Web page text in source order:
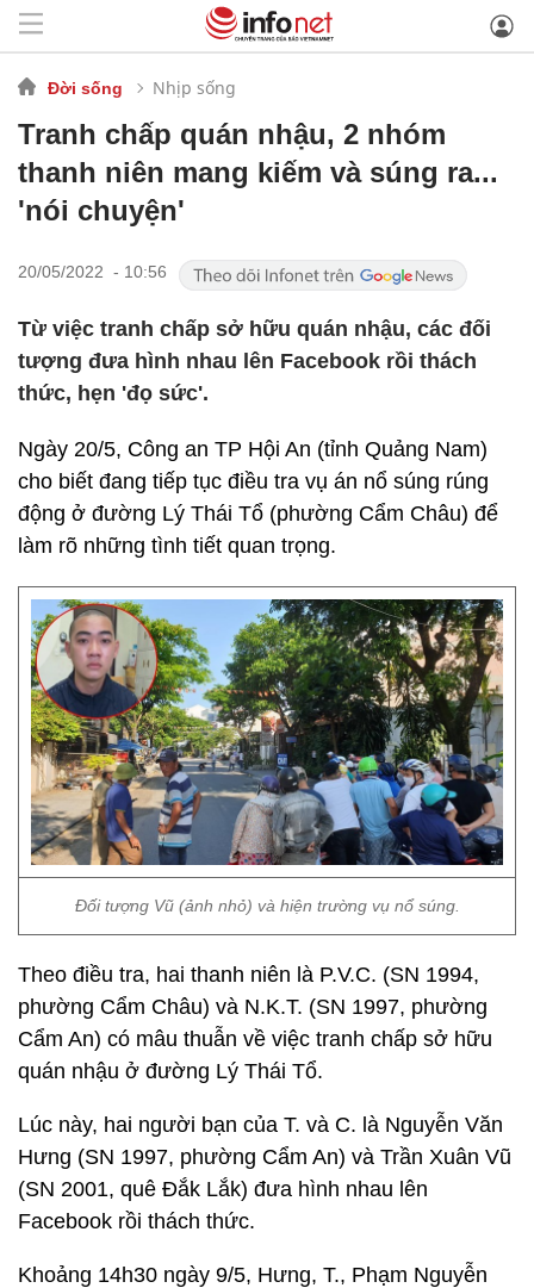
Đời sống Nhịp sống
Tranh chấp quán nhậu, 2 nhóm
thanh niên mang kiếm và súng ra...
'nói chuyện'
20/05/2022 - 10:56
Từ việc tranh chấp sở hữu quán nhậu, các đối
tượng đưa hình nhau lên Facebook rồi thách
thức, hẹn 'đọ sức'.
Ngày 20/5, Công an TP Hội An (tỉnh Quảng Nam)
cho biết đang tiếp tục điều tra vụ án nổ súng rúng
động ở đường Lý Thái Tổ (phường Cẩm Châu) để
làm rõ những tình tiết quan trọng.
Đối tượng Vũ (ảnh nhỏ) và hiện trường vụ nổ súng.
Theo điều tra, hai thanh niên là P.V.C. (SN 1994,
phường Cẩm Châu) và N.K.T. (SN 1997, phường
Cẩm An) có mâu thuẫn về việc tranh chấp sở hữu
quán nhậu ở đường Lý Thái Tổ.
Lúc này, hai người bạn của T. và C. là Nguyễn Văn
Hưng (SN 1997, phường Cẩm An) và Trần Xuân Vũ
(SN 2001, quê Đắk Lắk) đưa hình nhau lên
Facebook rồi thách thức.
Khoảng 14h30 ngày 9/5, Hưng, T., Phạm Nguyễn